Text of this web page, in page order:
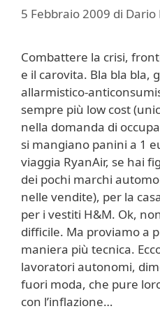
5 Febbraio 2009 di Dario
Combattere la crisi,
e il carovita. Bla bla bla,
allarmistico-
sempre più low cost
nella domanda di
si mangiano panini a 1
viaggia RyanAir, se hai
dei pochi marchi
nelle vendite), per la
per i vestiti H&M. Ok,
difficile. Ma proviamo a
maniera più tecnica.
lavoratori autonomi,
fuori moda, che pure
con l’inflazione…